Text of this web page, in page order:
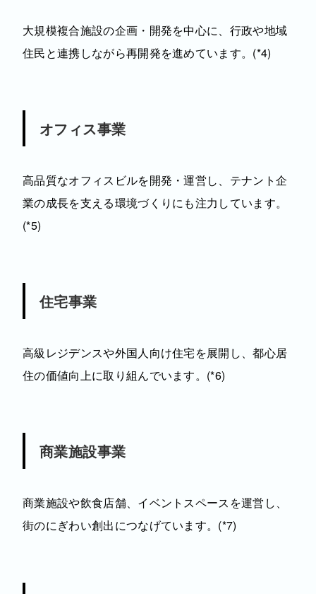
大規模複合施設の企画・開発を中心に、行政や地域
住民と連携しながら再開発を進めています。(*4)
オフィス事業
高品質なオフィスビルを開発・運営し、テナント企
業の成長を支える環境づくりにも注力しています。
(*5)
住宅事業
高級レジデンスや外国人向け住宅を展開し、都心居
住の価値向上に取り組んでいます。(*6)
商業施設事業
商業施設や飲食店舗、イベントスペースを運営し、
街のにぎわい創出につなげています。(*7)